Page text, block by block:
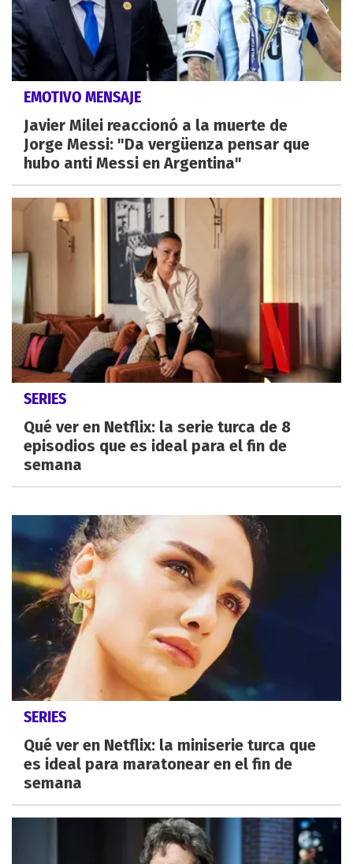
EMOTIVO MENSAJE
Javier Milei reaccionó a la muerte de
Jorge Messi: "Da vergüenza pensar que
hubo anti Messi en Argentina"
SERIES
Qué ver en Netflix: la serie turca de 8
episodios que es ideal para el fin de
semana
SERIES
Qué ver en Netflix: la miniserie turca que
es ideal para maratonear en el fin de
semana